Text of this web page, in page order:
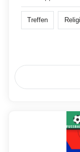
Treffen